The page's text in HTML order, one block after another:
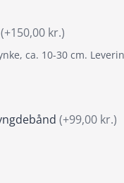
(+150,00 kr.)
ca. 10-30 cm.
(+99,00 kr.)